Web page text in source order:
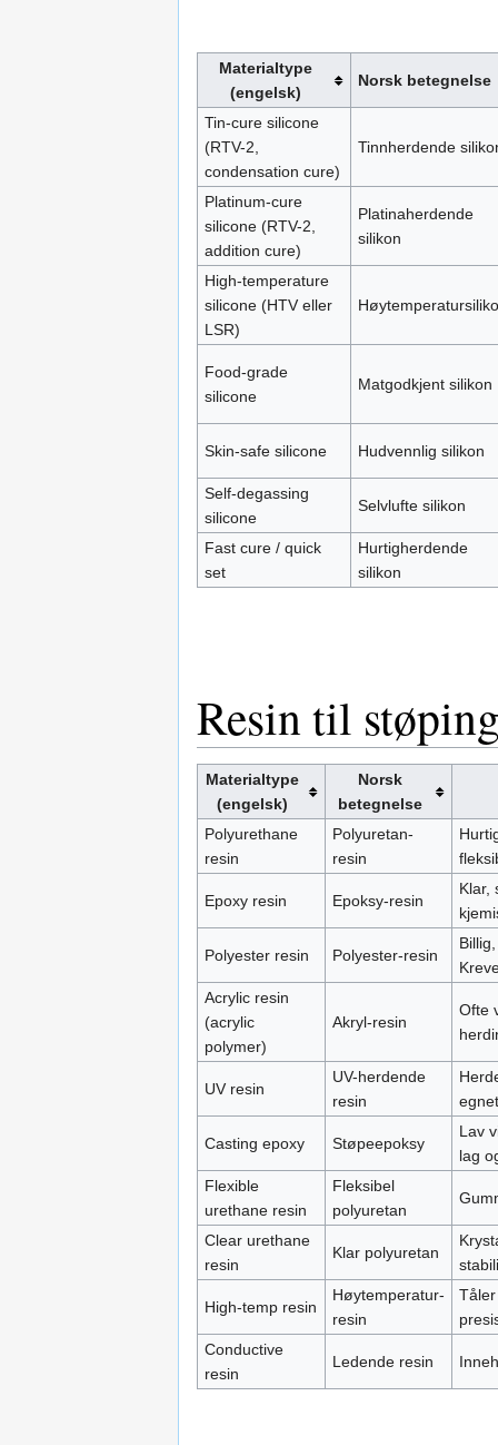
Materialtype
(engelsk)
Norsk betegnelse
Tin-cure silicone
(RTV-2,
condensation cure)
Tinnherdende
Platinum-cure
silicone (RTV-2,
addition cure)
Platinaherdende
silikon
High-temperature
silicone (HTV eller
LSR)
Food-grade
silicone
Matgodkjent silikon
Skin-safe silicone Hudvennlig silikon
Self-degassing
silicone
Selvlufte silikon
Fast cure / quick
set
Hurtigherdende
silikon
Resin til
Materialtype
(engelsk)
Norsk
betegnelse
Polyurethane
resin
Polyuretan-
resin
Epoxy resin Epoksy-resin
Klar,
Polyester resin Polyester-resin
Acrylic resin
(acrylic
polymer)
Akryl-resin
Ofte
UV resin
UV-herdende
resin
Casting epoxy Støpeepoksy
Lav
lag
Flexible
urethane resin
Fleksibel
polyuretan
Clear urethane
resin
Klar polyuretan
High-temp resin
Høytemperatur-
resin
Conductive
resin
Ledende resin